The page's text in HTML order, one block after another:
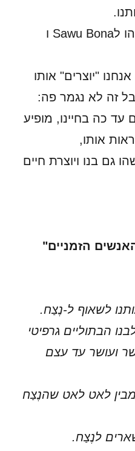
אולי אפשר להוסיף משהו לSawu Bona ו
"יוצרים" אותו
זה לא נגמר פה:
כה בחיינו, מופיע
אותו,
גם בנו ויוצרת חיים
הזמניים"
לשאוף ל-נֶצַח.
הבתוליים גרפיטי
ועושר עד עצם
לאט לאט שהנֶצַח
לנֶצַח.